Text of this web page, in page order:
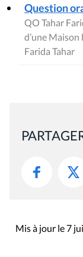
Question
QO Tahar
d’une Maison
Farida Tahar
Mis à jour le 7